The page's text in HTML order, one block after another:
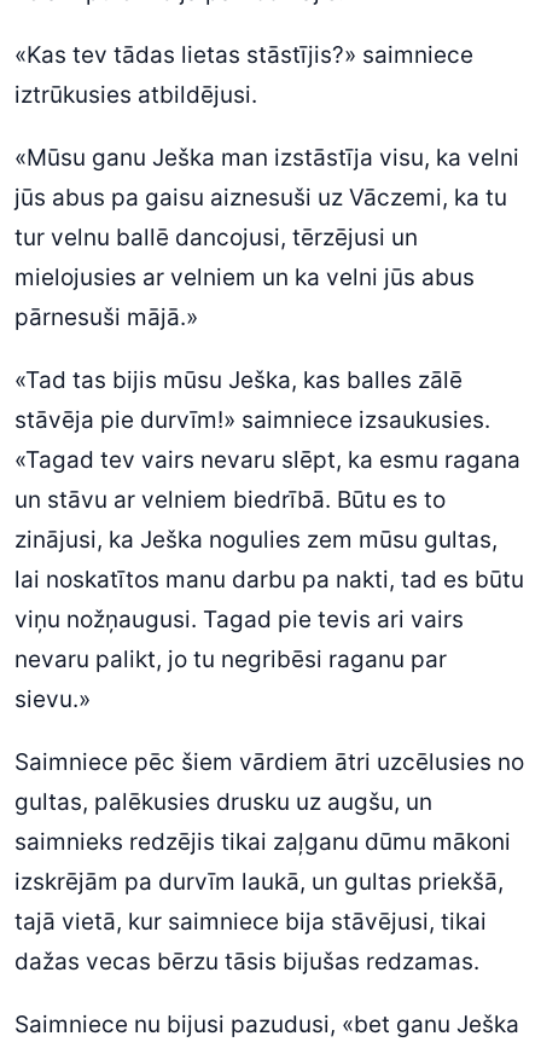
«Kas tev tādas lietas stāstījis?» saimniece
iztrūkusies atbildējusi.
«Mūsu ganu Ješka man izstāstīja visu, ka velni
jūs abus pa gaisu aiznesuši uz Vāczemi, ka tu
tur velnu ballē dancojusi, tērzējusi un
mielojusies ar velniem un ka velni jūs abus
pārnesuši mājā.»
«Tad tas bijis mūsu Ješka, kas balles zālē
stāvēja pie durvīm!» saimniece izsaukusies.
«Tagad tev vairs nevaru slēpt, ka esmu ragana
un stāvu ar velniem biedrībā. Būtu es to
zinājusi, ka Ješka nogulies zem mūsu gultas,
lai noskatītos manu darbu pa nakti, tad es būtu
viņu nožņaugusi. Tagad pie tevis ari vairs
nevaru palikt, jo tu negribēsi raganu par
sievu.»
Saimniece pēc šiem vārdiem ātri uzcēlusies no
gultas, palēkusies drusku uz augšu, un
saimnieks redzējis tikai zaļganu dūmu mākoni
izskrējām pa durvīm laukā, un gultas priekšā,
tajā vietā, kur saimniece bija stāvējusi, tikai
dažas vecas bērzu tāsis bijušas redzamas.
Saimniece nu bijusi pazudusi, «bet ganu Ješka